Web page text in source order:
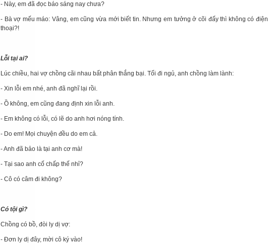
- Này, em đã đọc báo sáng nay chưa?
- Bà vợ mếu máo: Vâng, em cũng vừa mới biết tin. Nhưng em tưởng ở cõi đấy thì không có điện
thoại?!
Lỗi tại ai?
Lúc chiều, hai vợ chồng cãi nhau bất phân thắng bại. Tối đi ngủ, anh chồng làm lành:
- Xin lỗi em nhé, anh đã nghĩ lại rồi.
- Ồ không, em cũng đang định xin lỗi anh.
- Em không có lỗi, có lẽ do anh hơi nóng tính.
- Do em! Mọi chuyện đều do em cả.
- Anh đã bảo là tại anh cơ mà!
- Tại sao anh cố chấp thế nhỉ?
- Cô có câm đi không?
Có tội gì?
Chồng có bồ, đòi ly dị vợ:
- Đơn ly dị đây, mời cô ký vào!